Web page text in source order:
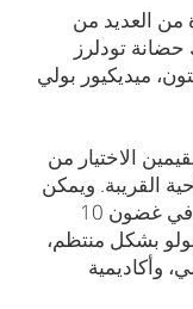
بالسيارة من العديد من
تودلرز
ميديكيور بولي
الاختيار من
القريبة. ويمكن
الوصول إلى منتجع ونادي الحبتور بولو في غضون 10
بشكل منتظم،
وأكاديمية